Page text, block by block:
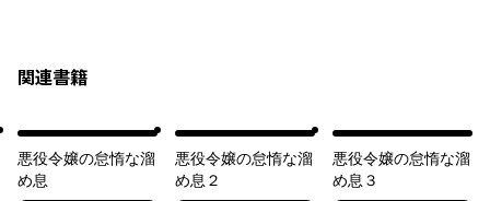
関連書籍
悪役令嬢の怠惰な溜
め息
悪役令嬢の怠惰な溜
め息２
悪役令嬢の怠惰な溜
め息３